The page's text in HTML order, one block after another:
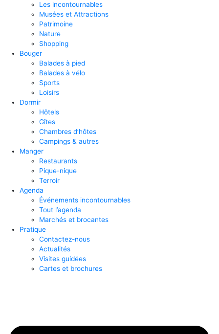
Les incontournables
Musées et Attractions
Patrimoine
Nature
Shopping
Bouger
Balades à pied
Balades à vélo
Sports
Loisirs
Dormir
Hôtels
Gîtes
Chambres d’hôtes
Campings & autres
Manger
Restaurants
Pique-nique
Terroir
Agenda
Événements incontournables
Tout l’agenda
Marchés et brocantes
Pratique
Contactez-nous
Actualités
Visites guidées
Cartes et brochures